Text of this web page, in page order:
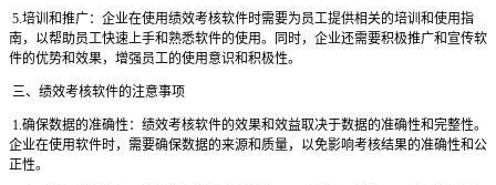
5.培训和推广：企业在使用绩效考核软件时需要为员工提供相关的培训和使用指
南，以帮助员工快速上手和熟悉软件的使用。同时，企业还需要积极推广和宣传软
件的优势和效果，增强员工的使用意识和积极性。
三、绩效考核软件的注意事项
1.确保数据的准确性：绩效考核软件的效果和效益取决于数据的准确性和完整性。
企业在使用软件时，需要确保数据的来源和质量，以免影响考核结果的准确性和公
正性。